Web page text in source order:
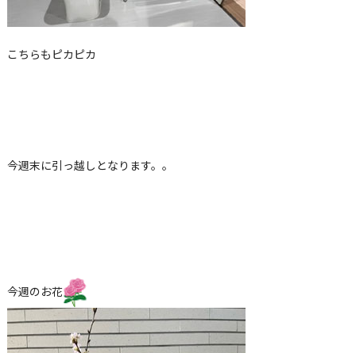
こちらもピカピカ
今週末に引っ越しとなります。。
今週のお花